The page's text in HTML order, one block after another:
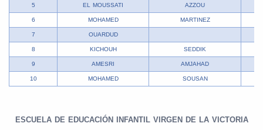
5 EL MOUSSATI AZZOU
6 MOHAMED MARTINEZ
7 OUARDUD
8 KICHOUH SEDDIK
9 AMESRI AMJAHAD
10 MOHAMED SOUSAN
ESCUELA DE EDUCACIÓN INFANTIL VIRGEN DE LA VICTORIA